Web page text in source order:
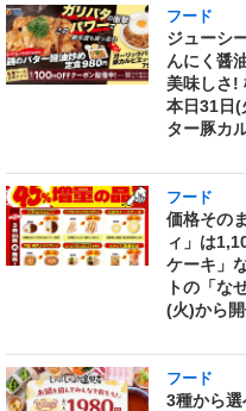
フード
ジューシ
んにく醤
美味しさ!
本日31日
ター豚カ
フード
価格その
ィ」は
ケーキ」
トの「な
(火)から
フード
3種から